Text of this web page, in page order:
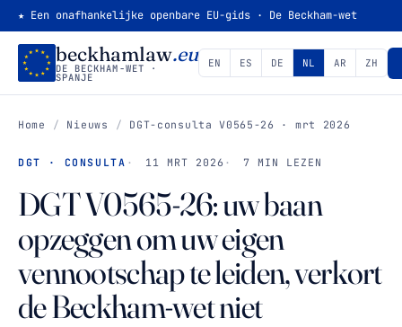
★ Een onafhankelijke openbare EU-gids · De Beckham-wet
beckhamlaw.eu
DE BECKHAM-WET ·
SPANJE
EN ES DE NL AR ZH
Home / Nieuws / DGT-consulta V0565-26 · mrt 2026
DGT · CONSULTA 11 MRT 2026 7 MIN LEZEN
DGT V0565-26: uw baan
opzeggen om uw eigen
vennootschap te leiden, verkort
de Beckham-wet niet